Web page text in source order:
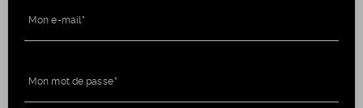
Mon e-mail
Mon mot de passe